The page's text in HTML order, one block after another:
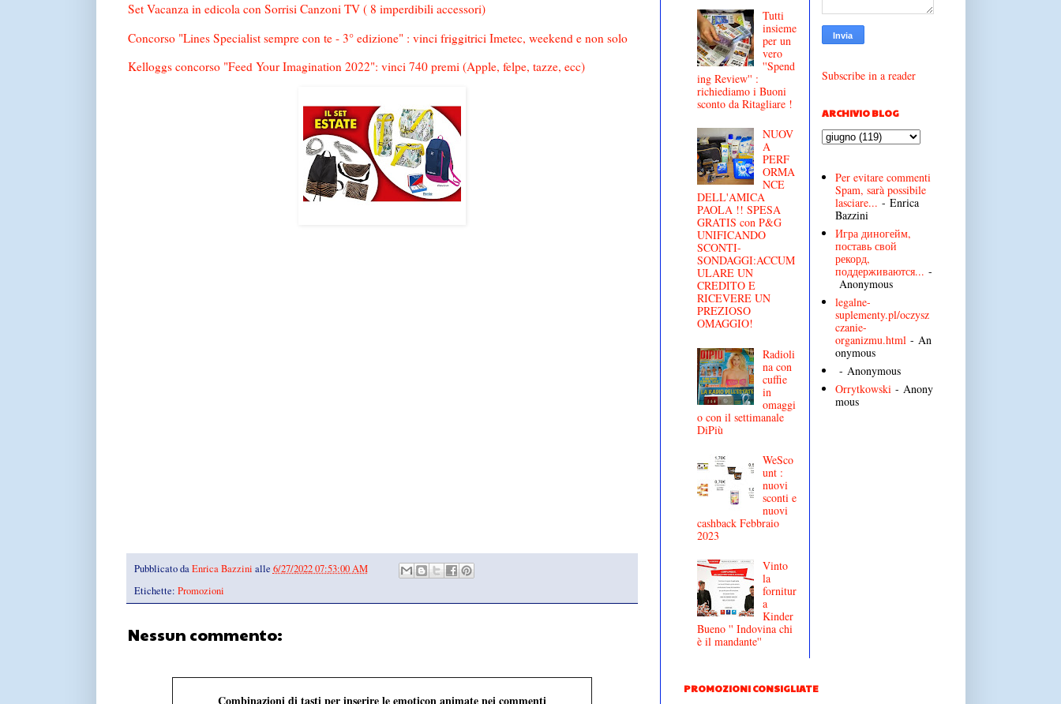
Set Vacanza in edicola con Sorrisi Canzoni TV ( 8 imperdibili accessori)
Concorso "Lines Specialist sempre con te - 3° edizione" : vinci friggitrici Imetec, weekend e non solo
Kelloggs concorso "Feed Your Imagination 2022": vinci 740 premi (Apple, felpe, tazze, ecc)
Pubblicato daEnrica Bazzini alle 6/27/2022 07:53:00 AM
Etichette: Promozioni
Nessun commento:
Combinazioni di tasti per inserire le emoticon animate nei commenti
Tutti
insieme
per un
vero
''Spend
ing Review'' :
richiediamo i Buoni
sconto da Ritagliare !
NUOV
A
PERF
ORMA
NCE
DELL'AMICA
PAOLA !! SPESA
GRATIS con P&G
UNIFICANDO
SCONTI-
SONDAGGI:ACCUM
ULARE UN
CREDITO E
RICEVERE UN
PREZIOSO
OMAGGIO!
Radioli
na con
cuffie
in
omaggi
o con il settimanale
DiPiù
WeSco
unt :
nuovi
sconti e
nuovi
cashback Febbraio
2023
Vinto
la
fornitur
a
Kinder
Bueno '' Indovina chi
è il mandante''
Subscribe in a reader
ARCHIVIO BLOG
Per evitare commenti
Spam, sarà possibile
lasciare... - Enrica
Bazzini
Игра диногейм,
поставь свой
рекорд,
поддерживаются... -
Anonymous
legalne-
suplementy.pl/oczysz
czanie-
organizmu.html - An
onymous
- Anonymous
Orrytkowski - Anony
mous
PROMOZIONI CONSIGLIATE